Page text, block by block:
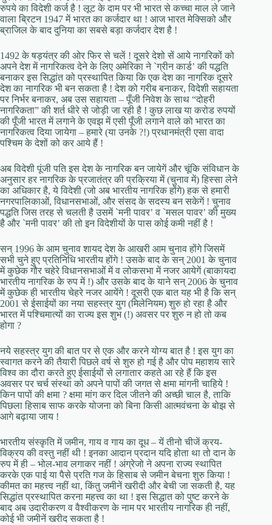
रुपये का विदेशी कर्ज है ! लूट के दाम पर भी भारत से कच्चा माल ले जाने
वाला ब्रिटन 1947 में भारत का कर्जदार था ! आज भारत मेक्सिको और
ब्राजिल के बाद दुनिया का सबसे बड़ा कर्जदार देश है !
1492 के षड़यंत्र की ओर फिर से चलें ! दूसरे देशो सें आये नागरिकों को
अपने देश में नागरिकत्व देने के लिए अमेरिका ने `ग्रीन कार्ड’ की पद्धति
बनाकर इस सिद्धांत को प्रस्थापित किया कि एक देश का नागरिक दूसरे
देश का नागरिक भी बन सकता है ! देश को गरीब बनाकर, विदेशी सहायता
पर निर्भर बनाकर, अब उस सहायता – पूँजी निवेश के साथ “दोहरी
नागरिकता” की शर्त धीरे से जोड़ी जा रही है ! कुछ लाख या करोड रुपयों
की पूँजी भारत में लगाने के एवझ में एसी पूँजी लगाने वाले को भारत का
नागरिकत्व दिया जायेगा – हमारे (या उनके ?!) प्रधानमंत्री एसा वादा
पश्चिम के देशों को कर आये हैं !
अब विदेशी पूंजी पति इस देश के नागरिक बन जायेगें और चूंकि संविधान के
अनुसार हर नागरिक के प्रजातंत्र की प्रक्रिया में (चुनाव में) हिस्सा लेने
का अधिकार है, ये विदेशी (जो अब भारतीय नागरिक होंगे) हक से हमारी
नगरपालिकाओं, विधानसभाओं, और संसद के सदस्य बन सकेगें ! चुनाव
पद्धति जिस तरह से चलती है उसमें `मनी पावर’ व `मसल पावर’ की मुख्य
है और `मनी पावर’ की तो इन विदेशीयों के पास कोई कमी नहीं है !
सन् 1996 के आम चुनाव शायद देश के आखरी आम चुनाव होंगे जिसमें
सभी चुने हुए प्रतिनिधि भारतीय होंगे ! उसके बाद के सन् 2001 के चुनाव
में कुछेक गौर चहेरे विधानसभाओं में व लोकसभा में नजर आयेगें (बाकायदा
भारतीय नागरिक के रुप में !) और उसके बाद के याने सन् 2006 के चुनाव
में कुछेक ही भारतीय चेहरे नजर आयेंगे ! दूसरी एक बात यह भी है कि सन्
2001 से ईसाईयों का नया सहस्त्र युग (मिलेनियम) शुरु हो रहा है और
भारत में पश्चिमात्यों का राज्य इस शुभ (!) अवसर पर शुरु न हो तो कब
होगा ?
नये सहस्त्र युग की बात पर से एक और करने योग्य बात है ! इस युग का
स्वागत करने की तैयारी पिछले वर्ष से शुरु हो गई है और पोप महाशय सारे
विश्व का दौरा करते हुए ईसाईयों से लगातार कहते आ रहे हैं कि इस
अवसर पर चर्च संस्था को अपने पापों की जगत से क्षमा मांगनी चाहिये !
किन पापों की क्षमा ? क्षमा मांग कर दिल जीतने की अच्छी चाल है, ताकि
पिछला हिसाब साफ करके योजना को बिना किसी आत्मवंचना के बोझ से
आगे बढ़ाया जाय !
भारतीय संस्कृति में जमीन, गाय व गाय का दूध – यें तीनो चीजें क्रय-
विक्रय की वस्तु नहीं थी ! इनका आदान प्रदान यदि होता था तो दान के
रुप में ही – भोल-भाव लगाकर नहीं ! अंग्रेजो ने अपना राज्य स्थापित
करके एक पाई या पैसे प्रति गज के हिसाब से जमीन बेचना शुरु किया !
कीमत का महत्त्व नहीं था, किंतु जमीनें खरीदी और बेची जा सकती है, यह
सिद्धांत प्रस्थापित करना महत्त्व का था ! इस सिद्धात को पुष्ट करने के
बाद अब उदारीकरण व वैश्वीकरण के नाम पर भारतीय नागरिक ही नहीं,
कोई भी जमीनें खरीद सकता है !